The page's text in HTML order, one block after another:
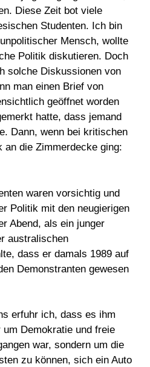
Diese Zeit bot viele
Studenten. Ich bin
Mensch, wollte
Politik diskutieren. Doch
solche Diskussionen von
man einen Brief von
geöffnet worden
hatte, dass jemand
Dann, wenn bei kritischen
an die Zimmerdecke ging:
waren vorsichtig und
Politik mit den neugierigen
Abend, als ein junger
australischen
dass er damals 1989 auf
Demonstranten gewesen
erfuhr ich, dass es ihm
Demokratie und freie
war, sondern um die
zu können, sich ein Auto